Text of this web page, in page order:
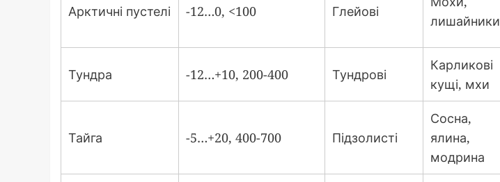
Арктичні пустелі -12…0, <100 Глейові
лишайники
Тундра -12…+10, 200-400 Тундрові
Карликові
кущі, мхи
Тайга -5…+20, 400-700 Підзолисті
Сосна,
ялина,
модрина